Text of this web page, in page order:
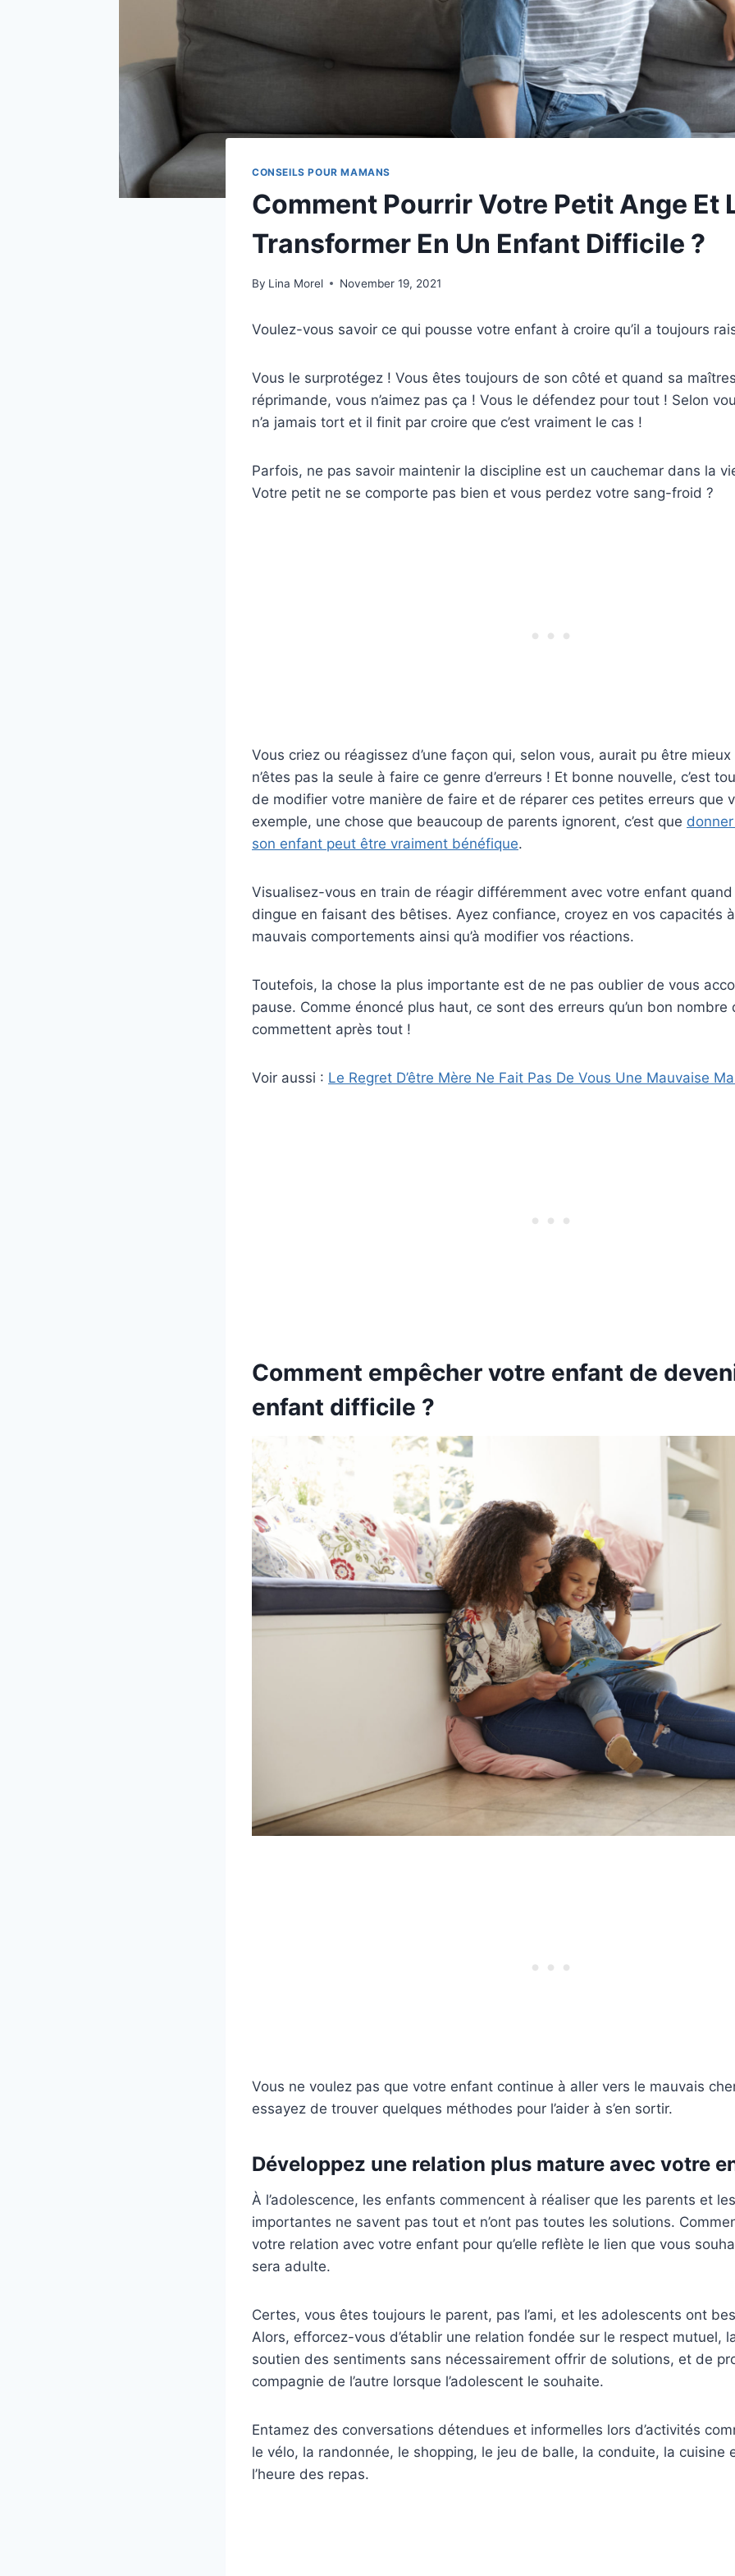
CONSEILS POUR MAMANS
Comment Pourrir Votre Petit Ange Et
Transformer En Un Enfant Difficile ?
By Lina Morel November 19, 2021
Voulez-vous savoir ce qui pousse votre enfant à croire qu’il a toujours
Vous le surprotégez ! Vous êtes toujours de son côté et quand sa
réprimande, vous n’aimez pas ça ! Vous le défendez pour tout ! Selon
n’a jamais tort et il finit par croire que c’est vraiment le cas !
Parfois, ne pas savoir maintenir la discipline est un cauchemar dans la
Votre petit ne se comporte pas bien et vous perdez votre sang-froid ?
Vous criez ou réagissez d’une façon qui, selon vous, aurait pu être mieux
n’êtes pas la seule à faire ce genre d’erreurs ! Et bonne nouvelle, c’est
de modifier votre manière de faire et de réparer ces petites erreurs que
exemple, une chose que beaucoup de parents ignorent, c’est que
son enfant peut être vraiment bénéfique.
Visualisez-vous en train de réagir différemment avec votre enfant
dingue en faisant des bêtises. Ayez confiance, croyez en vos capacités
mauvais comportements ainsi qu’à modifier vos réactions.
Toutefois, la chose la plus importante est de ne pas oublier de vous
pause. Comme énoncé plus haut, ce sont des erreurs qu’un bon nombre
commettent après tout !
Voir aussi : Le Regret D’être Mère Ne Fait Pas De Vous Une Mauvaise
Comment empêcher votre enfant de
enfant difficile ?
Vous ne voulez pas que votre enfant continue à aller vers le mauvais
essayez de trouver quelques méthodes pour l’aider à s’en sortir.
Développez une relation plus mature avec votre
À l’adolescence, les enfants commencent à réaliser que les parents et
importantes ne savent pas tout et n’ont pas toutes les solutions.
votre relation avec votre enfant pour qu’elle reflète le lien que vous
sera adulte.
Certes, vous êtes toujours le parent, pas l’ami, et les adolescents ont
Alors, efforcez-vous d’établir une relation fondée sur le respect mutuel,
soutien des sentiments sans nécessairement offrir de solutions, et de
compagnie de l’autre lorsque l’adolescent le souhaite.
Entamez des conversations détendues et informelles lors d’activités
le vélo, la randonnée, le shopping, le jeu de balle, la conduite, la cuisine
l’heure des repas.